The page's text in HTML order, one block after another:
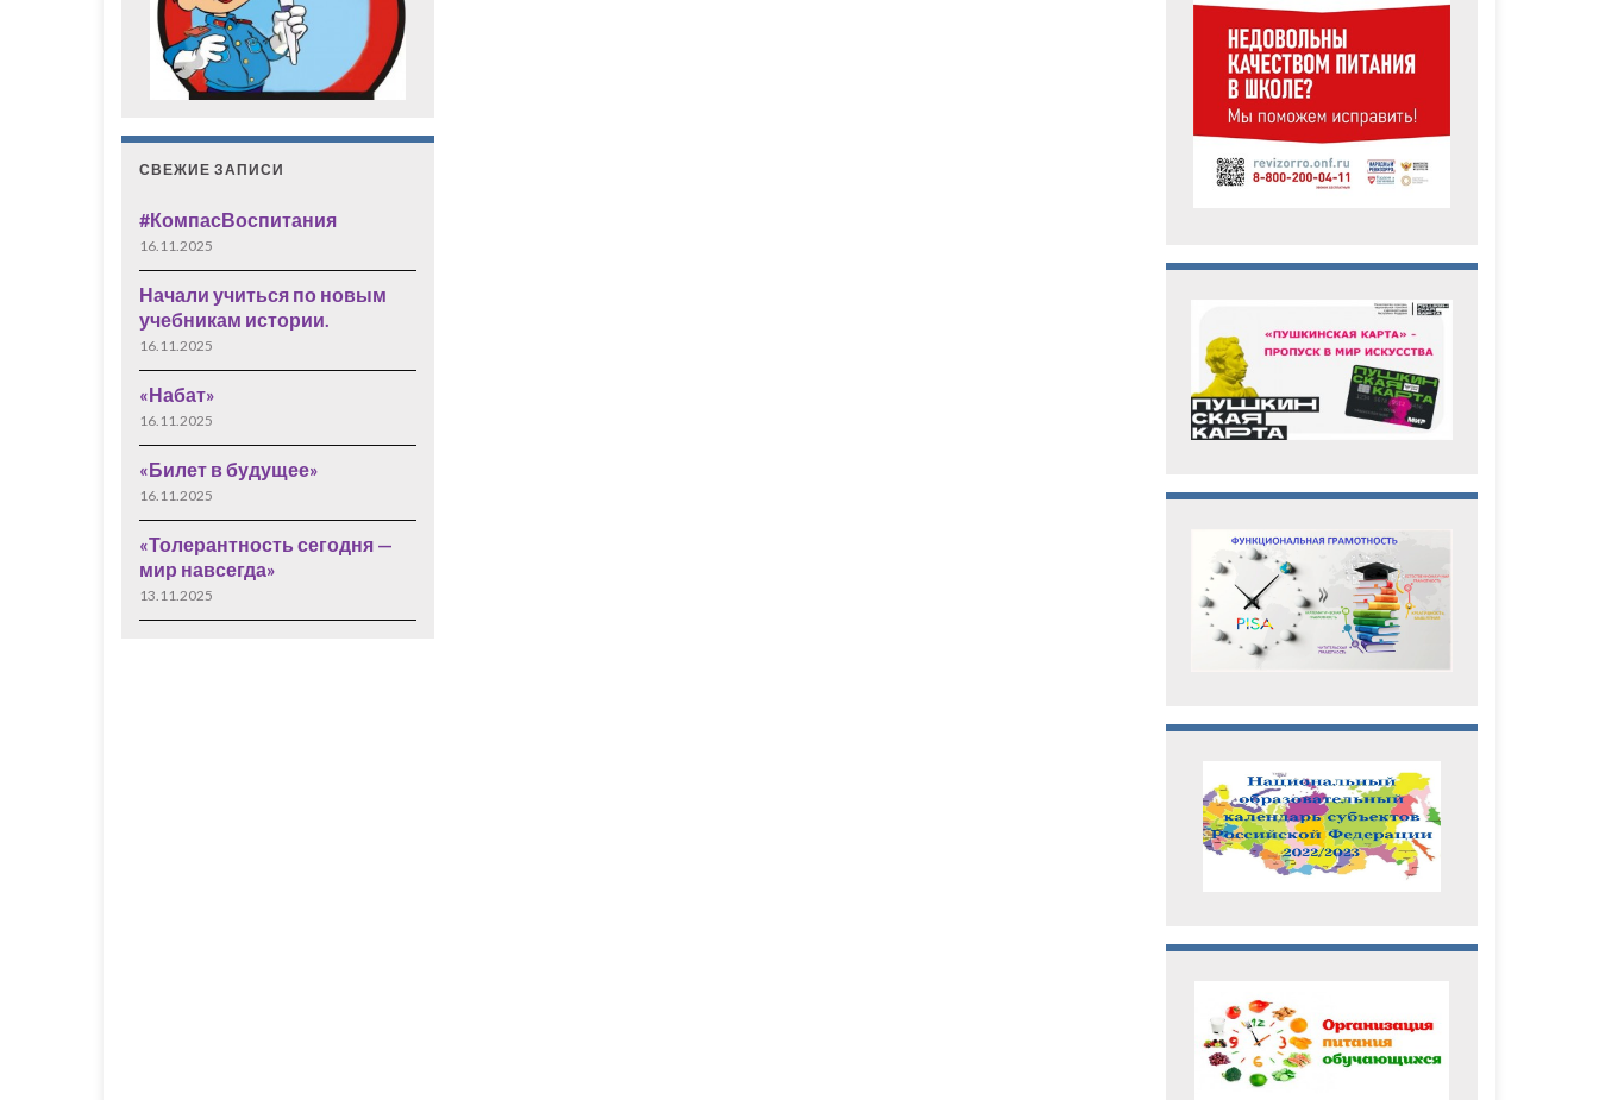
СВЕЖИЕ ЗАПИСИ
#КомпасВоспитания
16.11.2025
Начали учиться по новым
учебникам истории.
16.11.2025
«Набат»
16.11.2025
«Билет в будущее»
16.11.2025
«Толерантность сегодня —
мир навсегда»
13.11.2025